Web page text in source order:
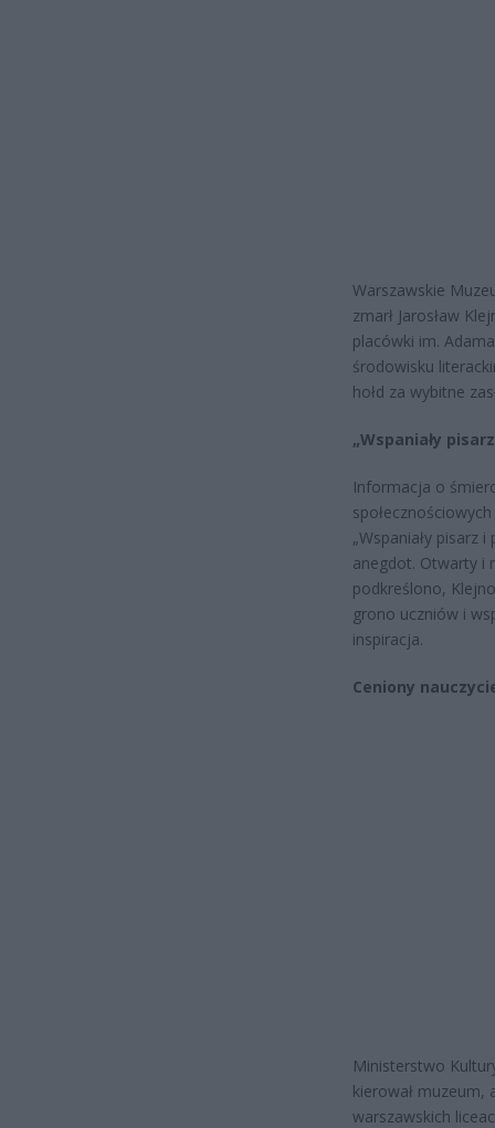
Warszawskie
zmarł Jarosław
placówki im.
środowisku
hołd za wybitne
„Wspaniały
Informacja o
„Wspaniały pisarz
anegdot. Otwarty i
podkreślono,
grono uczniów i
inspiracja.
Ceniony
Ministerstwo
kierował muzeum,
warszawskich